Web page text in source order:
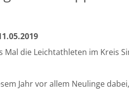
Mal die Leichtathleten im Kreis
Jahr vor allem Neulinge